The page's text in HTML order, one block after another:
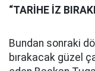
“TARİHE İZ
Bundan sonraki
bırakacak güzel